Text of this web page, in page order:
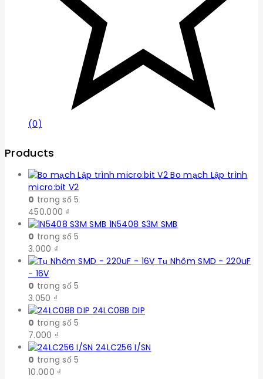
(0)
Products
Bo mạch Lập trình
micro:bit V2
0 trong số 5
450.000 ₫
1N5408 S3M SMB
0 trong số 5
3.000 ₫
Tụ Nhôm SMD - 220uF
- 16V
0 trong số 5
3.050 ₫
24LC08B DIP
0 trong số 5
7.000 ₫
24LC256 I/SN
0 trong số 5
10.000 ₫